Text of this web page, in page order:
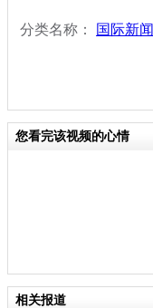
分类名称： 国际新闻
您看完该视频的心情
相关报道